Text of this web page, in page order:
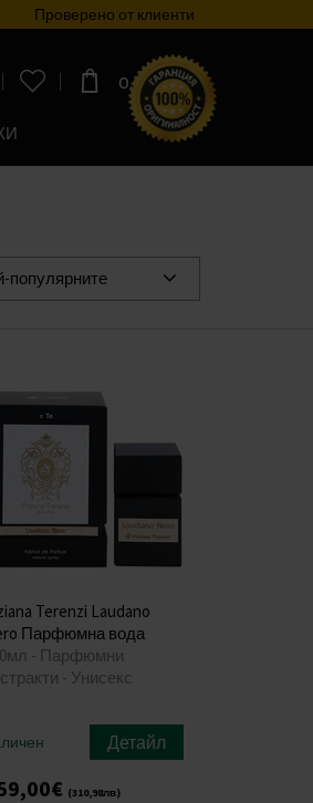
Проверено от клиенти
0,00€ (0,00лв)
популярните
Terenzi Laudano
Парфюмна вода
- Парфюмни
- Унисекс
Детайл
(310,98лв)